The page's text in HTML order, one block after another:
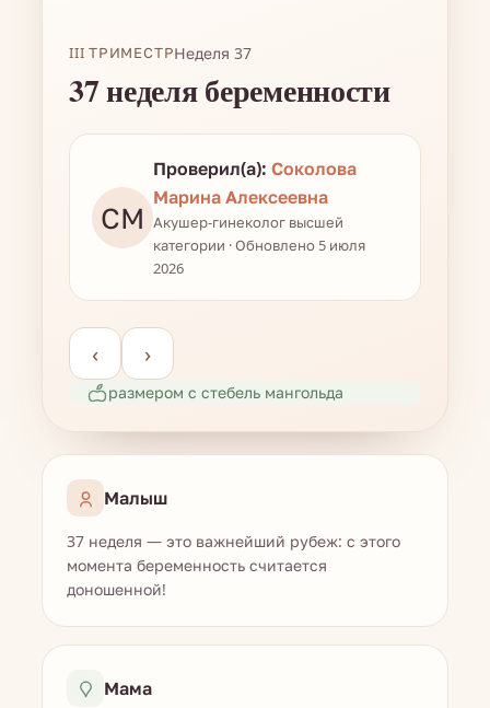
III ТРИМЕСТРНеделя 37
37 неделя беременности
СМ
Проверил(а): Соколова
Марина Алексеевна
Акушер-гинеколог высшей
категории · Обновлено 5 июля
2026
‹ ›
размером с стебель мангольда
Малыш
37 неделя — это важнейший рубеж: с этого
момента беременность считается
доношенной!
Мама